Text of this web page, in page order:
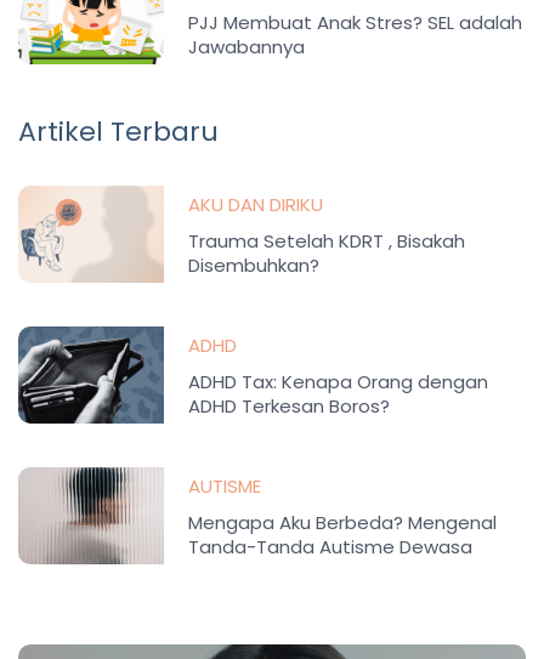
PJJ Membuat Anak Stres? SEL adalah
Jawabannya
Artikel Terbaru
AKU DAN DIRIKU
Trauma Setelah KDRT , Bisakah
Disembuhkan?
ADHD
ADHD Tax: Kenapa Orang dengan
ADHD Terkesan Boros?
AUTISME
Mengapa Aku Berbeda? Mengenal
Tanda-Tanda Autisme Dewasa